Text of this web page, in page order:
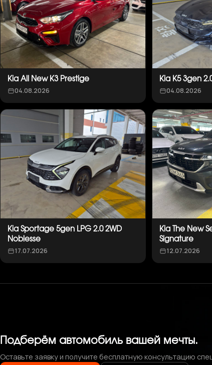
Kia All New K3 Prestige
04.08.2026
Kia K5 3gen
04.08.2026
Kia Sportage 5gen LPG 2.0 2WD
Noblesse
17.07.2026
Kia The New
Signature
12.07.2026
Подберём автомобиль вашей мечты.
Оставьте заявку и получите бесплатную консультацию